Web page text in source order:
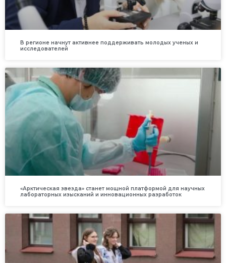
В регионе начнут активнее поддерживать молодых ученых и
исследователей
«Арктическая звезда» станет мощной платформой для научных
лабораторных изысканий и инновационных разработок